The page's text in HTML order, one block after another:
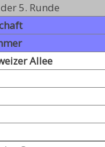
5. Runde
Allee